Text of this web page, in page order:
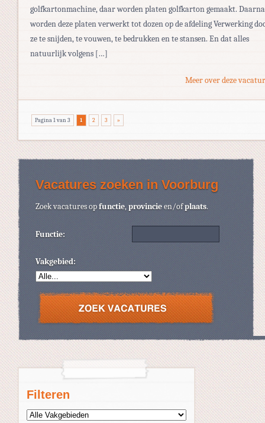
Filteren
golfkartonmachine, daar worden platen golfkarton gemaakt. Daarna
worden deze platen verwerkt tot dozen op de afdeling Verwerking
ze te snijden, te vouwen, te bedrukken en te stansen. En dat alles
natuurlijk volgens […]
Meer over deze
Pagina 1 van 3 1 2 3 »
Vacatures zoeken in Voorburg
Zoek vacatures opfunctie,provincieen/ofplaats.
Functie:
Vakgebied: